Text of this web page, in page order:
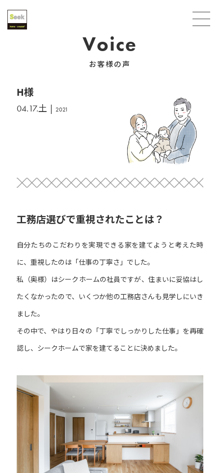
Voice
お客様の声
H様
04.17.土 | 2021
工務店選びで重視されたことは？
自分たちのこだわりを実現できる家を建てようと考えた時
に、重視したのは「仕事の丁寧さ」でした。
私（奥様）はシークホームの社員ですが、住まいに妥協はし
たくなかったので、いくつか他の工務店さんも見学しにいき
ました。
その中で、やはり日々の「丁寧でしっかりした仕事」を再確
認し、シークホームで家を建てることに決めました。